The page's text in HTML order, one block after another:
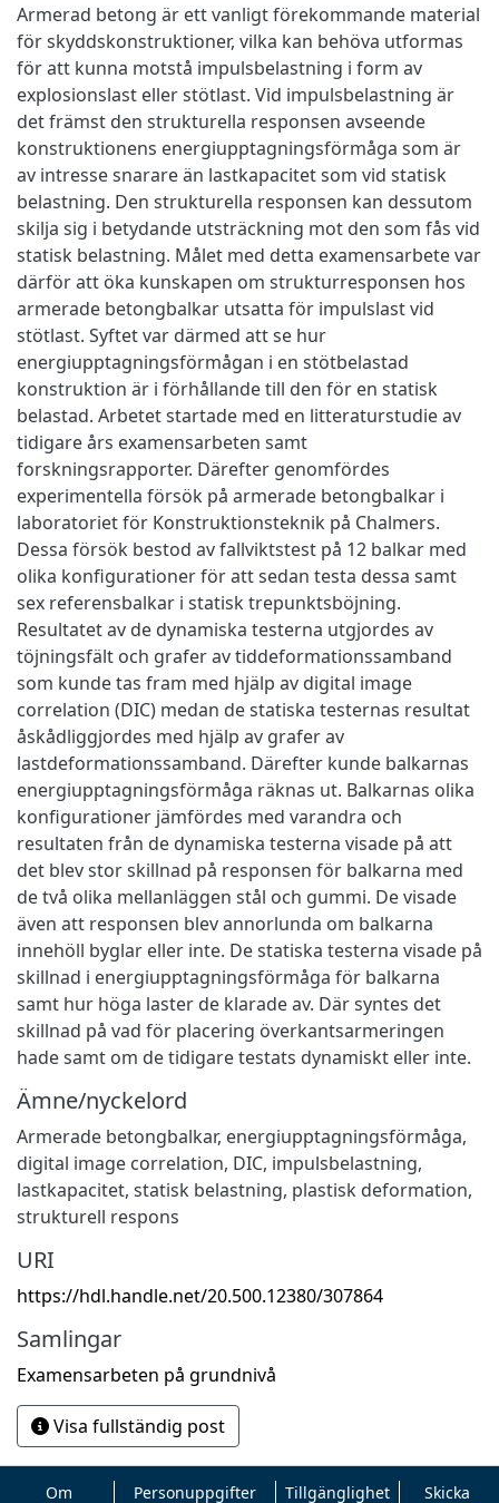
Armerad betong är ett vanligt förekommande material
för skyddskonstruktioner, vilka kan behöva utformas
för att kunna motstå impulsbelastning i form av
explosionslast eller stötlast. Vid impulsbelastning är
det främst den strukturella responsen avseende
konstruktionens energiupptagningsförmåga som är
av intresse snarare än lastkapacitet som vid statisk
belastning. Den strukturella responsen kan dessutom
skilja sig i betydande utsträckning mot den som fås vid
statisk belastning. Målet med detta examensarbete var
därför att öka kunskapen om strukturresponsen hos
armerade betongbalkar utsatta för impulslast vid
stötlast. Syftet var därmed att se hur
energiupptagningsförmågan i en stötbelastad
konstruktion är i förhållande till den för en statisk
belastad. Arbetet startade med en litteraturstudie av
tidigare års examensarbeten samt
forskningsrapporter. Därefter genomfördes
experimentella försök på armerade betongbalkar i
laboratoriet för Konstruktionsteknik på Chalmers.
Dessa försök bestod av fallviktstest på 12 balkar med
olika konfigurationer för att sedan testa dessa samt
sex referensbalkar i statisk trepunktsböjning.
Resultatet av de dynamiska testerna utgjordes av
töjningsfält och grafer av tiddeformationssamband
som kunde tas fram med hjälp av digital image
correlation (DIC) medan de statiska testernas resultat
åskådliggjordes med hjälp av grafer av
lastdeformationssamband. Därefter kunde balkarnas
energiupptagningsförmåga räknas ut. Balkarnas olika
konfigurationer jämfördes med varandra och
resultaten från de dynamiska testerna visade på att
det blev stor skillnad på responsen för balkarna med
de två olika mellanläggen stål och gummi. De visade
även att responsen blev annorlunda om balkarna
innehöll byglar eller inte. De statiska testerna visade på
skillnad i energiupptagningsförmåga för balkarna
samt hur höga laster de klarade av. Där syntes det
skillnad på vad för placering överkantsarmeringen
hade samt om de tidigare testats dynamiskt eller inte.
Ämne/nyckelord
Armerade betongbalkar, energiupptagningsförmåga,
digital image correlation, DIC, impulsbelastning,
lastkapacitet, statisk belastning, plastisk deformation,
strukturell respons
URI
https://hdl.handle.net/20.500.12380/307864
Samlingar
Examensarbeten på grundnivå
Visa fullständig post
Om Personuppgifter Tillgänglighet Skicka